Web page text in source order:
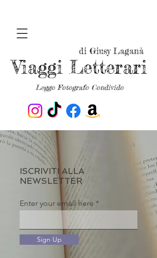
Leggo Fotografo Condivido
Viaggi Letterari
di Giusy Laganà
ISCRIVITI ALLA
NEWSLETTER
Enter your email here
Sign Up